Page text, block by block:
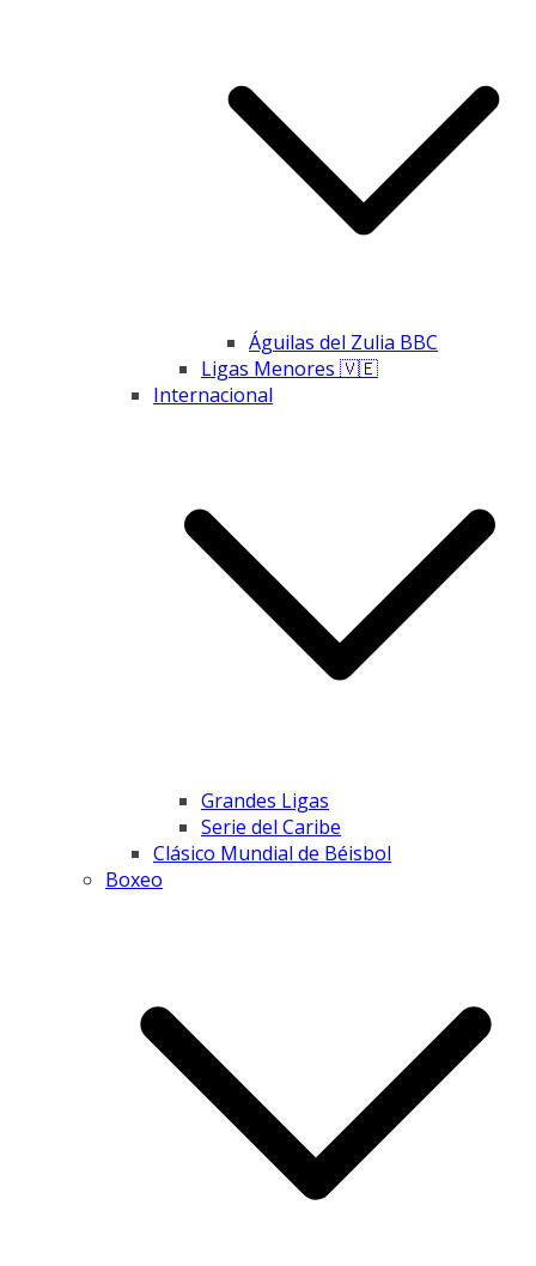
Águilas del Zulia BBC
Ligas Menores 🇻🇪
Internacional
Grandes Ligas
Serie del Caribe
Clásico Mundial de Béisbol
Boxeo